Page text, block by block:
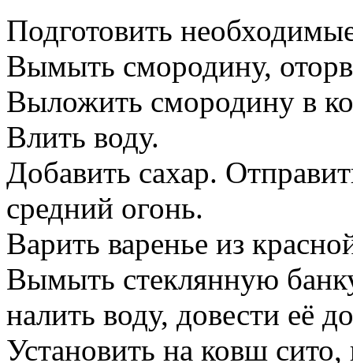
Подготовить
Вымыть смородину,
Выложить смородину в
Влить воду.
Добавить сахар.
средний огонь.
Варить варенье из
Вымыть стеклянную
налить воду, довести её
Установить на ковш сито,